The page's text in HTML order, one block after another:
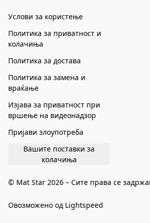
Услови за користење
Политика за приватност и
колачиња
Политика за достава
Политика за замена и
враќање
Изјава за приватност при
вршење на видеонадзор
Пријави злоупотреба
Вашите поставки за
колачиња
© Mat Star 2026 – Сите права се
Овозможено од Lightspeed